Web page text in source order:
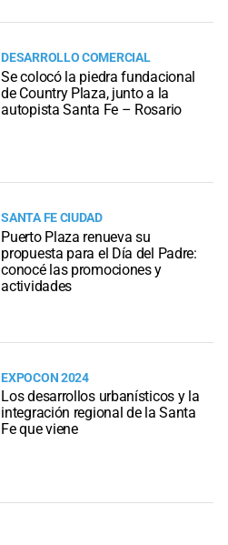
DESARROLLO COMERCIAL
Se colocó la piedra fundacional
de Country Plaza, junto a la
autopista Santa Fe – Rosario
SANTA FE CIUDAD
Puerto Plaza renueva su
propuesta para el Día del Padre:
conocé las promociones y
actividades
EXPOCON 2024
Los desarrollos urbanísticos y la
integración regional de la Santa
Fe que viene